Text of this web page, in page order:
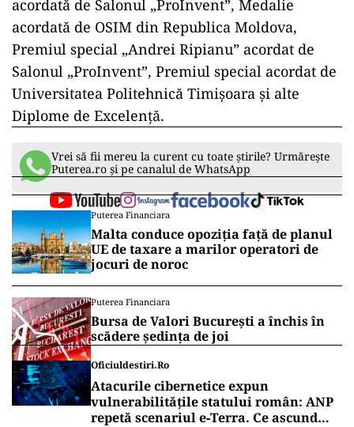
acordată de Salonul „ProInvent”, Medalie
acordată de OSIM din Republica Moldova,
Premiul special „Andrei Ripianu” acordat de
Salonul „ProInvent”, Premiul special acordat de
Universitatea Politehnică Timișoara și alte
Diplome de Excelență.
Vrei să fii mereu la curent cu toate știrile? Urmărește
Puterea.ro și pe canalul de WhatsApp
Puterea Financiara
Malta conduce opoziția față de planul
UE de taxare a marilor operatori de
jocuri de noroc
Puterea Financiara
Bursa de Valori București a închis în
scădere ședința de joi
Oficiuldestiri.ro
Atacurile cibernetice expun
vulnerabilitățile statului român: ANP
repetă scenariul e‑Terra. Ce ascund